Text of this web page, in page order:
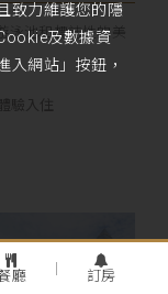
泳池和標誌性的美
致力維護您的隱
及數據資
入網站」按鈕，
廳 訂房